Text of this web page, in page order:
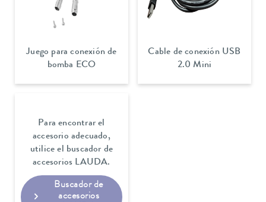
Juego para conexión de
bomba ECO
Cable de conexión USB
2.0 Mini
Para encontrar el
accesorio adecuado,
utilice el buscador de
accesorios LAUDA.
Buscador de
accesorios